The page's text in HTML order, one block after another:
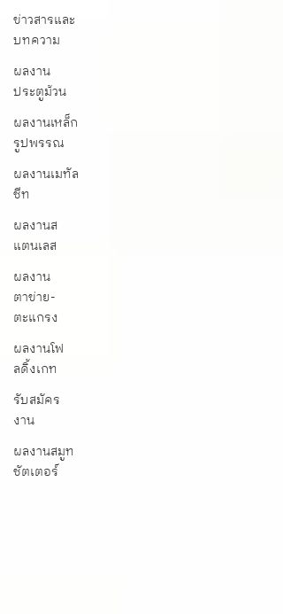
ข่าวสารและ
บทความ
ผลงาน
ประตูม้วน
ผลงานเหล็ก
รูปพรรณ
ผลงานเมทัล
ชีท
ผลงานส
แตนเลส
ผลงาน
ตาข่าย-
ตะแกรง
ผลงานโฟ
ลดิ้งเกท
รับสมัคร
งาน
ผลงานสมูท
ชัตเตอร์